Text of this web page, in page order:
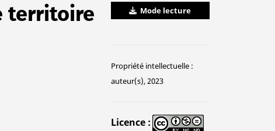
territoire
Mode lecture
Propriété intellectuelle :
auteur(s), 2023
Licence